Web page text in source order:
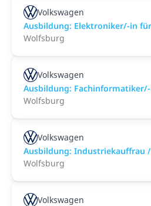
Volkswagen
Ausbildung: Elektroniker/-in
Wolfsburg
Volkswagen
Ausbildung:
Wolfsburg
Volkswagen
Ausbildung:
Wolfsburg
Volkswagen